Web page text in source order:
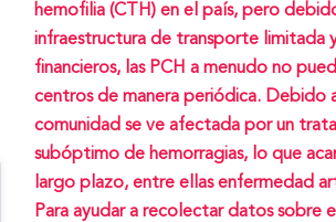
hemofilia (CTH) en el país, pero
infraestructura de transporte limitada
financieros, las PCH a menudo no
centros de manera periódica. Debido
comunidad se ve afectada por un
subóptimo de hemorragias, lo que
largo plazo, entre ellas enfermedad
Para ayudar a recolectar datos sobre